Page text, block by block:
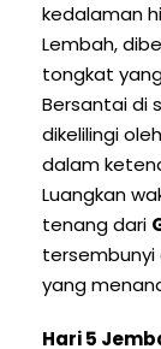
kedalaman
Lembah,
tongkat
Bersantai di
dikelilingi
dalam
Luangkan
tenang dari
tersembunyi
yang
Hari 5